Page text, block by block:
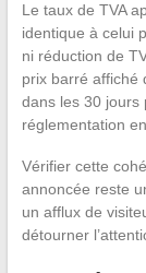
Le taux de TVA
identique à celui
ni réduction de
prix barré affiché
dans les 30 jours
réglementation
Vérifier cette
annoncée reste
un afflux de
détourner